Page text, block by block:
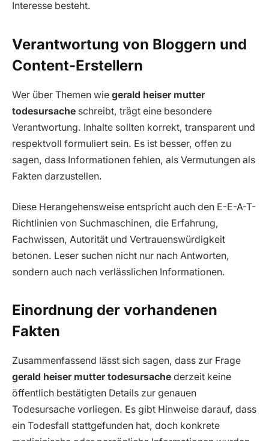
Interesse besteht.
Verantwortung von Bloggern und
Content-Erstellern
Wer über Themen wie gerald heiser mutter
todesursache schreibt, trägt eine besondere
Verantwortung. Inhalte sollten korrekt, transparent und
respektvoll formuliert sein. Es ist besser, offen zu
sagen, dass Informationen fehlen, als Vermutungen als
Fakten darzustellen.
Diese Herangehensweise entspricht auch den E-E-A-T-
Richtlinien von Suchmaschinen, die Erfahrung,
Fachwissen, Autorität und Vertrauenswürdigkeit
betonen. Leser suchen nicht nur nach Antworten,
sondern auch nach verlässlichen Informationen.
Einordnung der vorhandenen
Fakten
Zusammenfassend lässt sich sagen, dass zur Frage
gerald heiser mutter todesursache derzeit keine
öffentlich bestätigten Details zur genauen
Todesursache vorliegen. Es gibt Hinweise darauf, dass
ein Todesfall stattgefunden hat, doch konkrete